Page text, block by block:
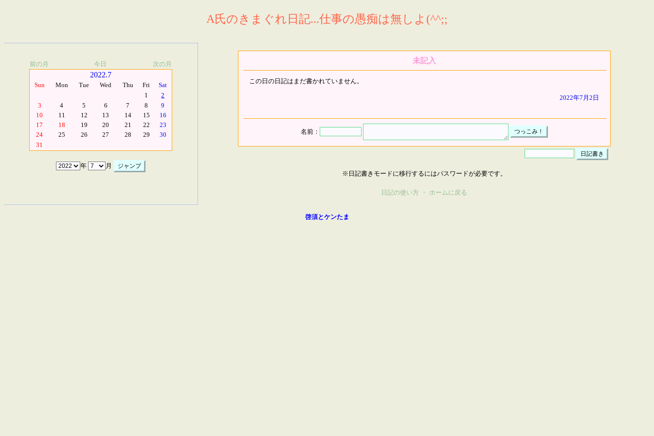
A氏のきまぐれ日記...仕事の愚痴は無しよ(^^;;
前の月 今日 次の月
2022.7
Sun Mon Tue Wed Thu Fri
Sat
1
2
3
4 5 6 7 8
9
10
11 12 13 14 15
16
17
18 19 20 21 22
23
24
25 26 27 28 29
30
31
年 月
未記入
この日の日記はまだ書かれていません。
2022年7月2日
名前：
※日記書きモードに移行するにはパスワードが必要です。
日記の使い方 ・ ホームに戻る
啓須とケンたま